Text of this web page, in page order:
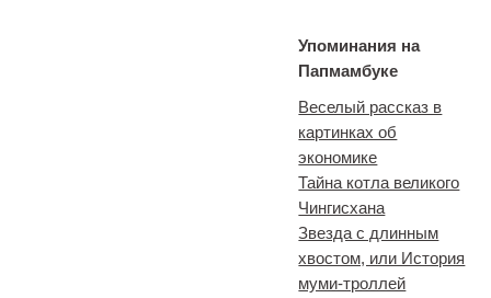
Упоминания на
Папмамбуке
Веселый рассказ в
картинках об
экономике
Тайна котла великого
Чингисхана
Звезда с длинным
хвостом, или История
муми-троллей